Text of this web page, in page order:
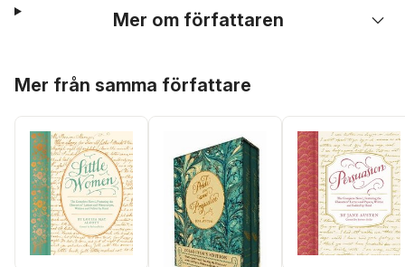
Mer om författaren
Mer från samma författare